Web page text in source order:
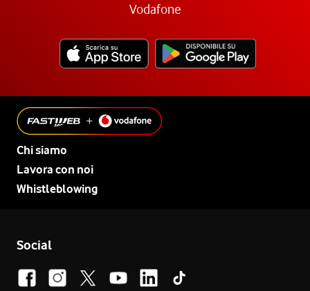
Vodafone
Chi siamo
Lavora con noi
Whistleblowing
Social